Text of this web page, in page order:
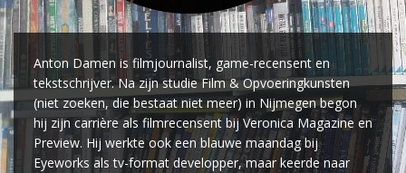
Anton Damen is filmjournalist, game-recensent en
tekstschrijver. Na zijn studie Film & Opvoeringkunsten
(niet zoeken, die bestaat niet meer) in Nijmegen begon
hij zijn carrière als filmrecensent bij Veronica Magazine en
Preview. Hij werkte ook een blauwe maandag bij
Eyeworks als tv-format developper, maar keerde naar